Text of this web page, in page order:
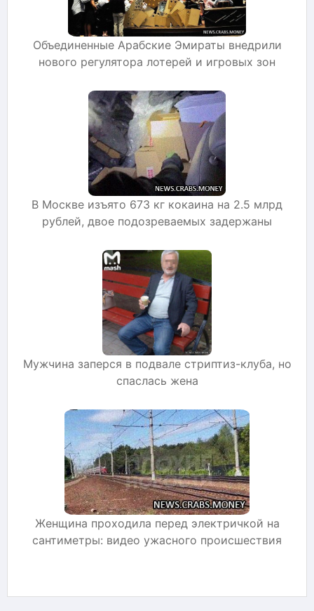
Объединенные Арабские Эмираты внедрили
нового регулятора лотерей и игровых зон
В Москве изъято 673 кг кокаина на 2.5 млрд
рублей, двое подозреваемых задержаны
Мужчина заперся в подвале стриптиз-клуба, но
спаслась жена
Женщина проходила перед электричкой на
сантиметры: видео ужасного происшествия